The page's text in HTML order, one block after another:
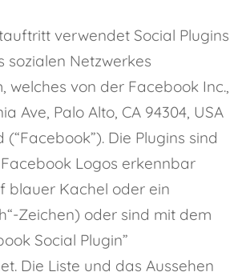
verwendet Social Plugins
sozialen Netzwerkes
welches von der Facebook Inc.,
Ave, Palo Alto, CA 94304, USA
Die Plugins sind
Logos erkennbar
blauer Kachel oder ein
Zeichen) oder sind mit dem
Social Plugin”
Die Liste und das Aussehen